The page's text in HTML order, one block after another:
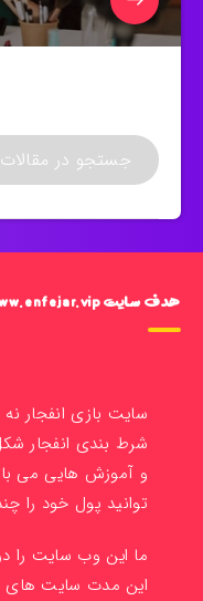
هدف سایت www.enfejar.vip
سایت بازی انفجار نه
شرط بندی انفجار
و آموزش هایی می
توانید پول خود را
این مدت سایت های